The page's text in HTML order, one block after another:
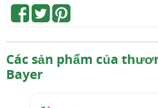
Các sản phẩm của
Bayer